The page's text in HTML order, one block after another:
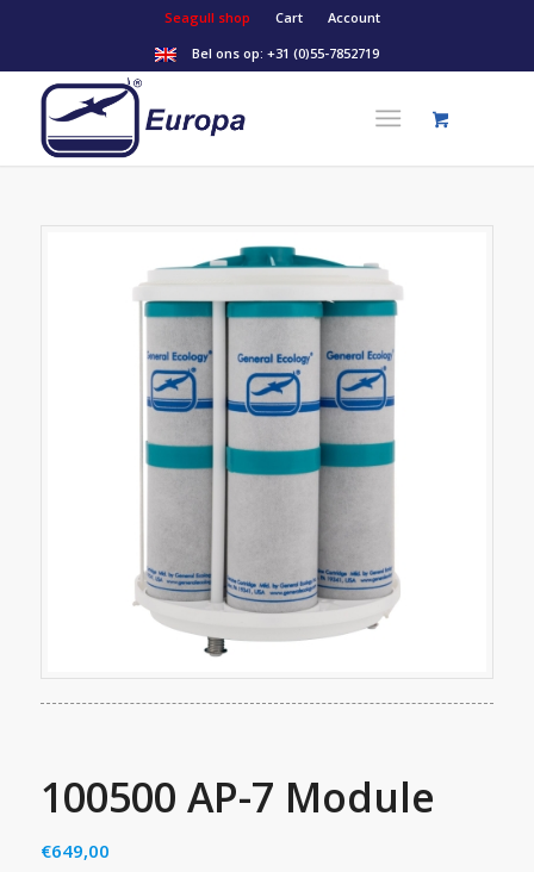
Seagull shop Cart
Account
Bel ons op: +31 (0)55-7852719
100500 AP-7 Module
€649,00